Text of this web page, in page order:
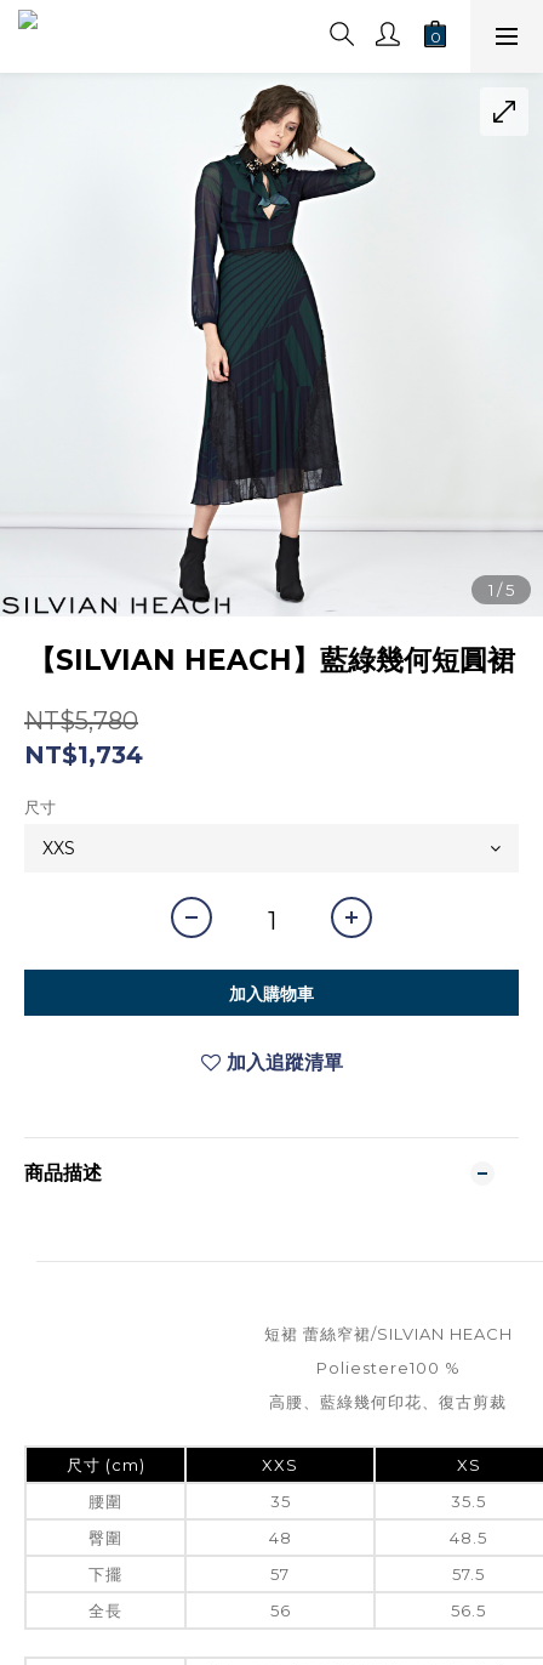
【SILVIAN HEACH】藍綠幾何短圓裙
NT$5,780
NT$1,734
尺寸
加入購物車
加入追蹤清單
商品描述
短裙 蕾絲窄裙/SILVIAN HEACH
Poliestere100 %
高腰、藍綠幾何印花、復古剪裁
尺寸 (cm) XXS
XS
腰圍
35
35.5
臀圍
48
48.5
下擺
57
57.5
全長
56 56.5